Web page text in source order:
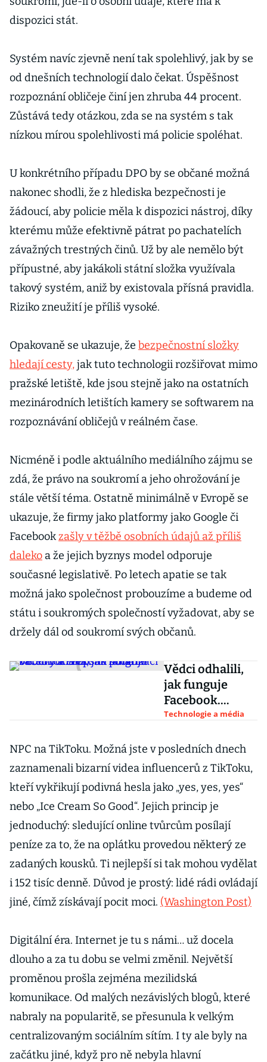
dispozici stát.
Systém navíc zjevně není tak spolehlivý, jak by se
od dnešních technologií dalo čekat. Úspěšnost
rozpoznání obličeje činí jen zhruba 44 procent.
Zůstává tedy otázkou, zda se na systém s tak
nízkou mírou spolehlivosti má policie spoléhat.
U konkrétního případu DPO by se občané možná
nakonec shodli, že z hlediska bezpečnosti je
žádoucí, aby policie měla k dispozici nástroj, díky
kterému může efektivně pátrat po pachatelích
závažných trestných činů. Už by ale nemělo být
přípustné, aby jakákoli státní složka využívala
takový systém, aniž by existovala přísná pravidla.
Riziko zneužití je příliš vysoké.
Opakovaně se ukazuje, že bezpečnostní složky
hledají cesty,jak tuto technologii rozšiřovat mimo
pražské letiště, kde jsou stejně jako na ostatních
mezinárodních letištích kamery se softwarem na
rozpoznávání obličejů v reálném čase.
Nicméně i podle aktuálního mediálního zájmu se
zdá, že právo na soukromí a jeho ohrožování je
stále větší téma. Ostatně minimálně v Evropě se
ukazuje, že firmy jako platformy jako Google či
Facebookzašly v těžbě osobních údajů až příliš
daleko a že jejich byznys model odporuje
současné legislativě. Po letech apatie se tak
možná jako společnost probouzíme a budeme od
státu i soukromých společností vyžadovat, aby se
držely dál od soukromí svých občanů.
Vědci odhalili,
jak funguje
Facebook.
Popsali sociální
na polarizaci
Technologie a média
NPC na TikToku. Možná jste v posledních dnech
zaznamenali bizarní videa influencerů z TikToku,
kteří vykřikují podivná hesla jako „yes, yes, yes“
nebo „Ice Cream So Good“. Jejich princip je
jednoduchý: sledující online tvůrcům posílají
peníze za to, že na oplátku provedou některý ze
zadaných kousků. Ti nejlepší si tak mohou vydělat
i 152 tisíc denně. Důvod je prostý: lidé rádi ovládají
jiné, čímž získávají pocit moci. (Washington Post)
Digitální éra. Internet je tu s námi… už docela
dlouho a za tu dobu se velmi změnil. Největší
proměnou prošla zejména mezilidská
komunikace. Od malých nezávislých blogů, které
nabraly na popularitě, se přesunula k velkým
centralizovaným sociálním sítím. I ty ale byly na
začátku jiné, když pro ně nebyla hlavní